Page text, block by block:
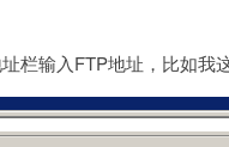
栏输入FTP地址，比如我